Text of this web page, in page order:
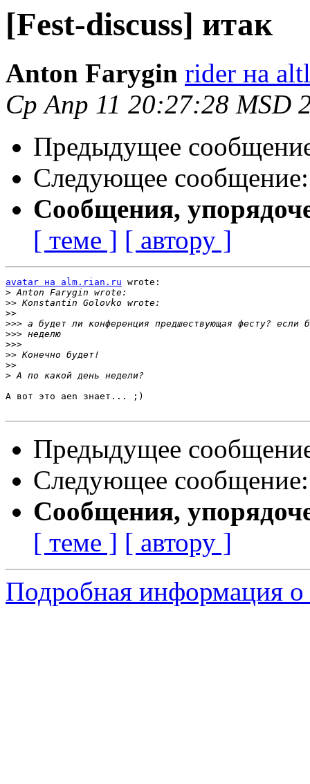
[Fest-discuss] итак
Anton Farygin rider на
Ср Апр 11 20:27:28 MSD
Предыдущее
Следующее
Сообщения,
[ теме ] [ автору ]
avatar на alm.rian.ru wrote:
>
>>
>>
>>>
>>>
>>>
>>
>>
>
А вот это aen знает... ;)
Предыдущее
Следующее
Сообщения,
[ теме ] [ автору ]
Подробная информация о